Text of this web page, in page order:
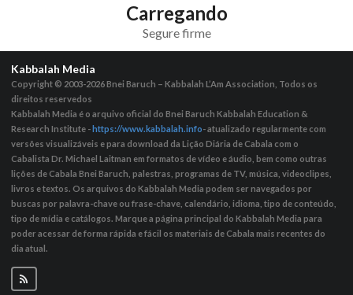
Carregando
Segure firme
Kabbalah Media
Copyright © 2003-2026Bnei Baruch – Kabbalah L’Am Association, Todos os
direitos reservedos
Kabbalah Media é o arquivo oficial do Bnei Baruch Kabbalah Education &
Research Institute - https://www.kabbalah.info- atualizado regularmente com
versões visualizáveis ​​e para download da Lição Diária de Cabala com o
Cabalista Dr. Michael Laitman em formatos de vídeo e áudio, bem como outras
lições de Cabala Bnei Baruch, palestras, programas de TV, música, videoclipes,
livros e textos. Os arquivos do Kabbalah Media podem ser navegados por
buscas por palavra-chave ou frase-chave, calendário, idioma, tipo de conteúdo,
tipo de mídia e catálogos. Marque a página principal do Kabbalah Media para
poder acessar de forma rápida e fácil os materiais de Cabala mais recentes do
dia atual.